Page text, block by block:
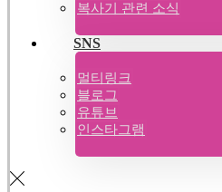
복사기 관련 소식
SNS
멀티링크
블로그
유튜브
인스타그램